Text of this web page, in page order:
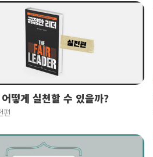
떻게 실천할 수 있을까?
편